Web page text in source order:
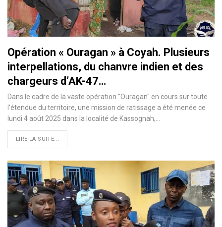
Opération « Ouragan » à Coyah. Plusieurs
interpellations, du chanvre indien et des
chargeurs d’AK-47…
Dans le cadre de la vaste opération "Ouragan" en cours sur toute
l'étendue du territoire, une mission de ratissage a été menée ce
lundi 4 août 2025 dans la localité de Kassognah,…
LIRE LA SUITE...